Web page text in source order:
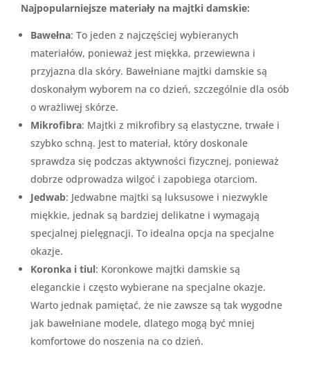
Najpopularniejsze materiały na majtki damskie:
Bawełna: To jeden z najczęściej wybieranych
materiałów, ponieważ jest miękka, przewiewna i
przyjazna dla skóry. Bawełniane majtki damskie są
doskonałym wyborem na co dzień, szczególnie dla osób
o wrażliwej skórze.
Mikrofibra: Majtki z mikrofibry są elastyczne, trwałe i
szybko schną. Jest to materiał, który doskonale
sprawdza się podczas aktywności fizycznej, ponieważ
dobrze odprowadza wilgoć i zapobiega otarciom.
Jedwab: Jedwabne majtki są luksusowe i niezwykle
miękkie, jednak są bardziej delikatne i wymagają
specjalnej pielęgnacji. To idealna opcja na specjalne
okazje.
Koronka i tiul: Koronkowe majtki damskie są
eleganckie i często wybierane na specjalne okazje.
Warto jednak pamiętać, że nie zawsze są tak wygodne
jak bawełniane modele, dlatego mogą być mniej
komfortowe do noszenia na co dzień.